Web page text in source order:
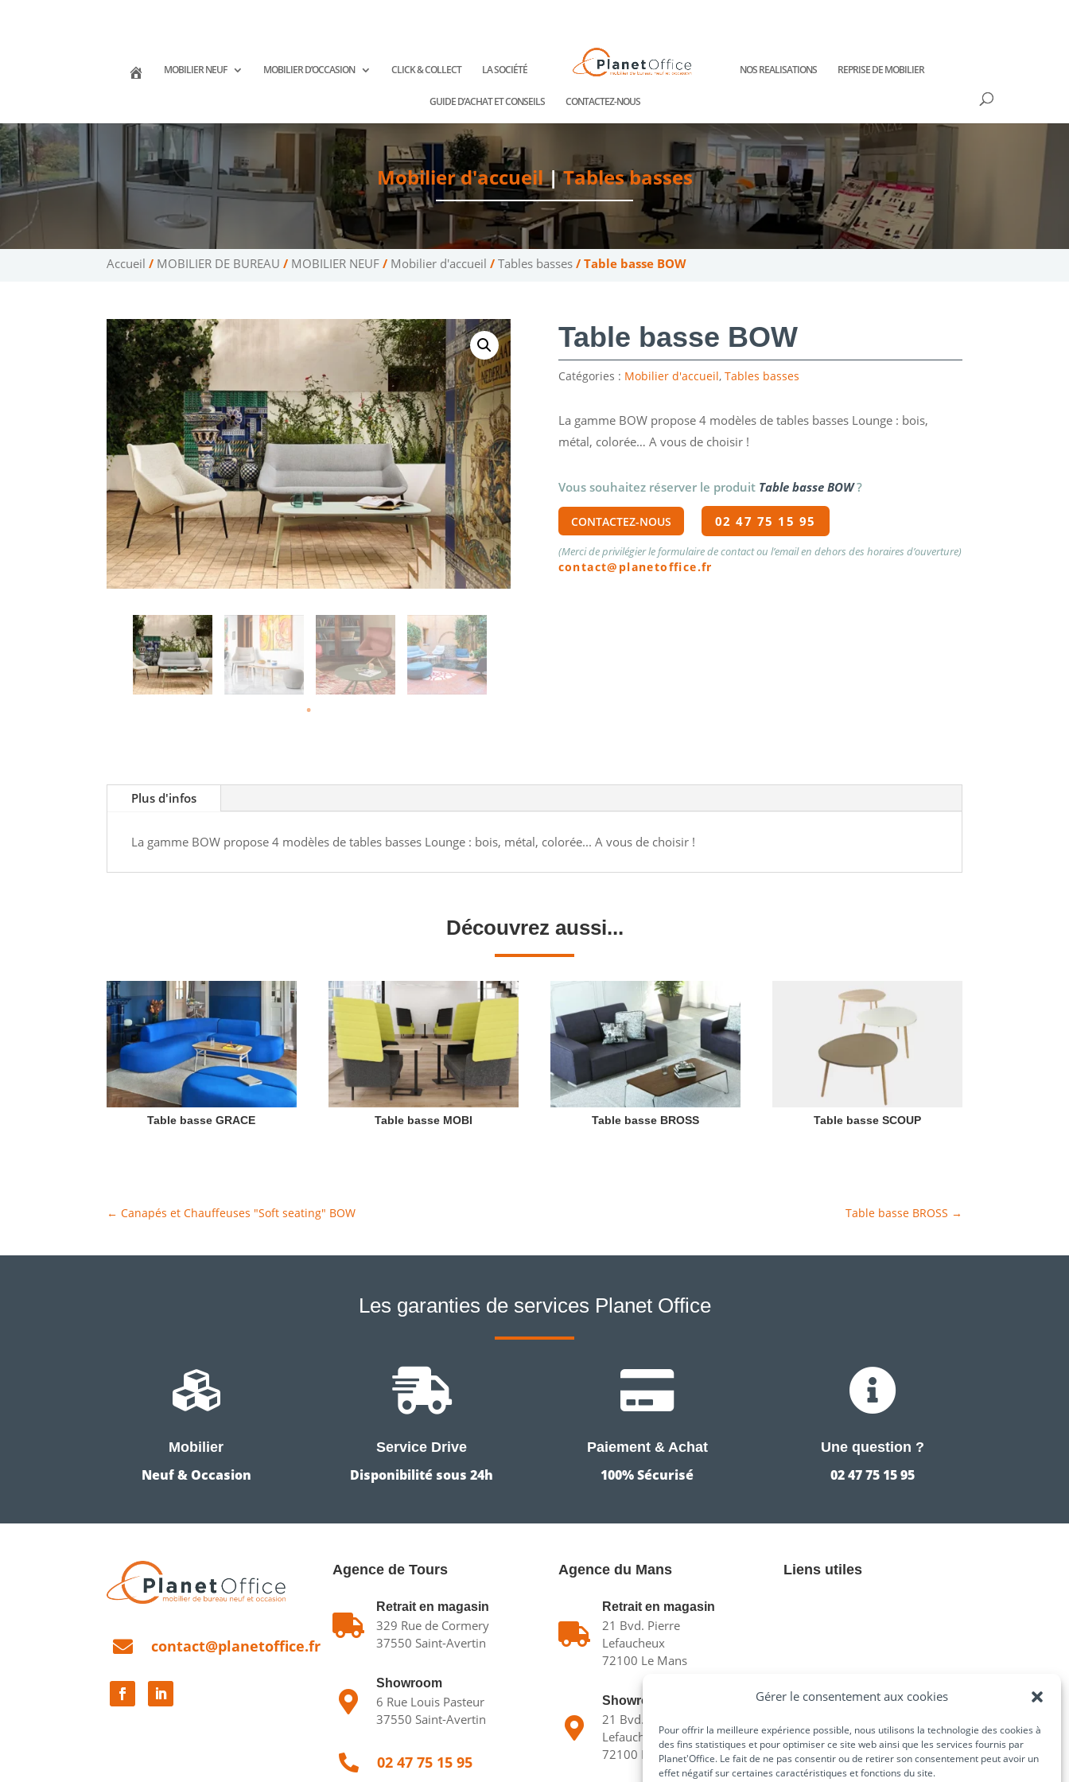
Gérer le consentement aux cookies
Pour offrir la meilleure expérience possible, nous utilisons la technologie des cookies à
des fins statistiques et pour optimiser ce site web ainsi que les services fournis par
Planet'Office. Le fait de ne pas consentir ou de retirer son consentement peut avoir un
effet négatif sur certaines caractéristiques et fonctions du site.
MOBILIER NEUF MOBILIER D’OCCASION CLICK & COLLECT LA SOCIÉTÉ NOS REALISATIONS REPRISE DE MOBILIER
GUIDE D’ACHAT ET CONSEILS CONTACTEZ-NOUS
Mobilier d'accueil|Tables basses
Accueil / MOBILIER DE BUREAU / MOBILIER NEUF / Mobilier d'accueil /Tables basses / Table basse BOW
Table basse BOW
Catégories : Mobilier d'accueil, Tables basses
La gamme BOW propose 4 modèles de tables basses Lounge : bois,
métal, colorée… A vous de choisir !
Vous souhaitez réserver le produit Table basse BOW?
CONTACTEZ-NOUS 02 47 75 15 95
(Merci de privilégier le formulaire de contact ou l’email en dehors des horaires d’ouverture)
contact@planetoffice.fr
Plus d'infos
La gamme BOW propose 4 modèles de tables basses Lounge : bois, métal, colorée... A vous de choisir !
Découvrez aussi...
Table basse GRACE Table basse MOBI Table basse BROSS Table basse SCOUP
←Canapés et Chauffeuses "Soft seating" BOW Table basse BROSS →
Les garanties de services Planet Office

Mobilier
Neuf & Occasion

Service Drive
Disponibilité sous 24h

Paiement & Achat
100% Sécurisé

Une question ?
02 47 75 15 95
 contact@planetoffice.fr
Agence de Tours

Retrait en magasin
329 Rue de Cormery
37550 Saint-Avertin

Showroom
6 Rue Louis Pasteur
37550 Saint-Avertin
 02 47 75 15 95
Agence du Mans

Retrait en magasin
21 Bvd. Pierre
Lefaucheux
72100 Le Mans

Showroom
21 Bvd. Pierre
Lefaucheux
72100 Le Mans
Liens utiles